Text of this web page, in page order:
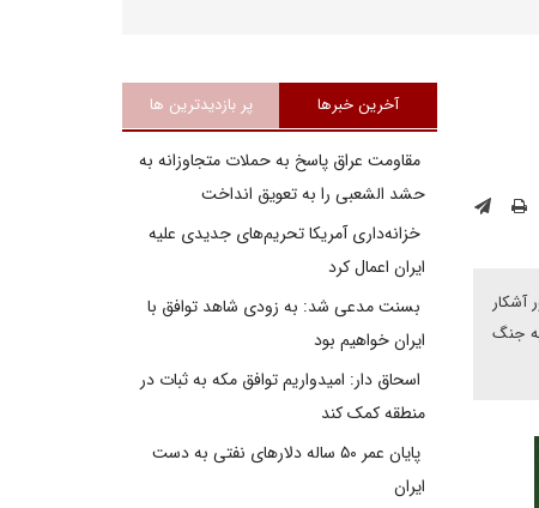
آشکار
جنگ
آخرین خبرها پر بازدیدترین ها
مقاومت عراق پاسخ به حملات متجاوزانه به
حشد الشعبی را به تعویق انداخت
خزانه‌داری آمریکا تحریم‌های جدیدی علیه
ایران اعمال کرد
بسنت مدعی شد: به زودی شاهد توافق با
ایران خواهیم بود
اسحاق دار: امیدواریم توافق مکه به ثبات در
منطقه کمک کند
پایان عمر ۵۰ ساله دلارهای نفتی به دست
ایران